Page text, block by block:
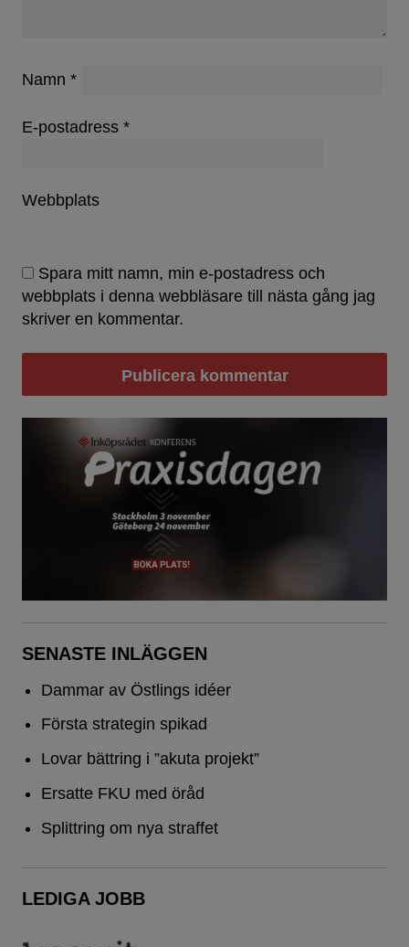
Namn *
E-postadress *
Webbplats
Spara mitt namn, min e-postadress och
webbplats i denna webbläsare till nästa gång jag
skriver en kommentar.
SENASTE INLÄGGEN
Dammar av Östlings idéer
Första strategin spikad
Lovar bättring i ”akuta projekt”
Ersatte FKU med öråd
Splittring om nya straffet
LEDIGA JOBB